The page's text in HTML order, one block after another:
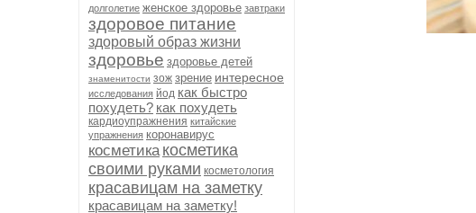
долголетие женское здоровье завтраки
здоровое питание
здоровый образ жизни
здоровье здоровье детей
знаменитости зож зрение интересное
исследования йод как быстро
похудеть? как похудеть
кардиоупражнения китайские
упражнения коронавирус
косметика косметика
своими руками косметология
красавицам на заметку
красавицам на заметку!